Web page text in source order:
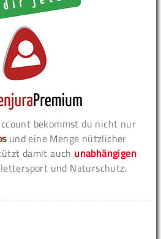
bekommst du nicht nur
und eine Menge nützlicher
damit auch unabhängigen
und Naturschutz.